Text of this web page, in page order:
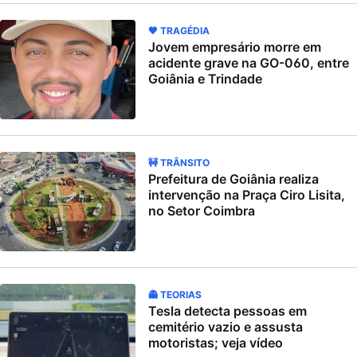
🖤 TRAGÉDIA
Jovem empresário morre em
acidente grave na GO-060, entre
Goiânia e Trindade
🚧 TRÂNSITO
Prefeitura de Goiânia realiza
intervenção na Praça Ciro Lisita,
no Setor Coimbra
👻 TEORIAS
Tesla detecta pessoas em
cemitério vazio e assusta
motoristas; veja vídeo